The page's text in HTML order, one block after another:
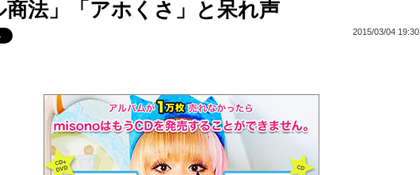
商法」「アホくさ」と呆れ声
2015/03/04 19:30